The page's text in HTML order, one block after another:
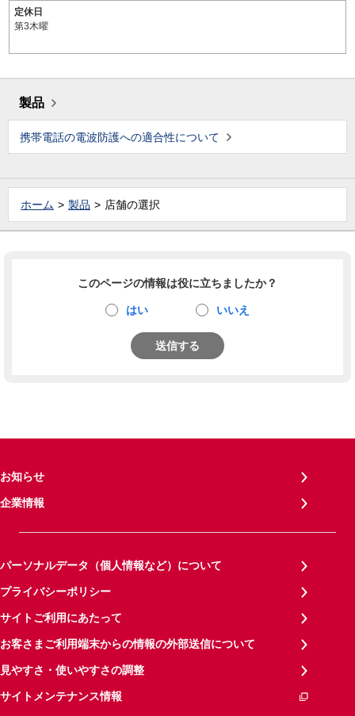
定休日
第3木曜
製品
携帯電話の電波防護への適合性について
ホーム 製品 店舗の選択
このページの情報は役に立ちましたか？
はい いいえ
送信する
お知らせ
企業情報
パーソナルデータ（個人情報など）について
プライバシーポリシー
サイトご利用にあたって
お客さまご利用端末からの情報の外部送信について
見やすさ・使いやすさの調整
サイトメンテナンス情報